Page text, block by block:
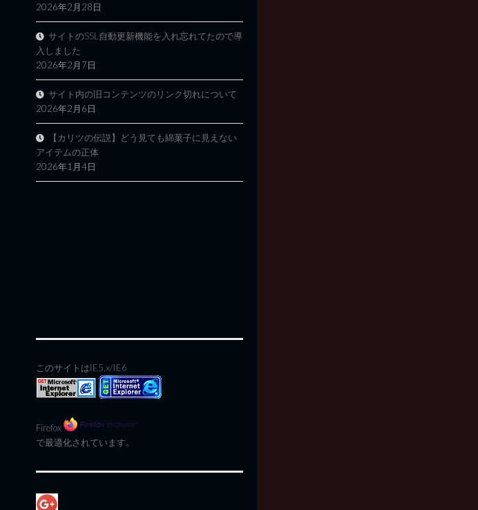
2026年2月28日
サイトのSSL自動更新機能を入れ忘れてたので導
入しました
2026年2月7日
サイト内の旧コンテンツのリンク切れについて
2026年2月6日
【カリツの伝説】どう見ても綿菓子に見えない
アイテムの正体
2026年1月4日
このサイトはIE5.x/IE6
Firefox
で最適化されています。